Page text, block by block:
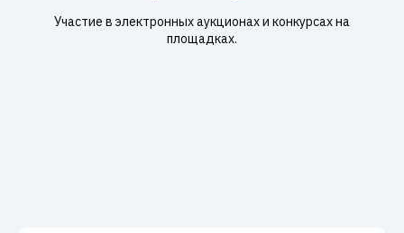
Участие в электронных аукционах и конкурсах на
площадках.